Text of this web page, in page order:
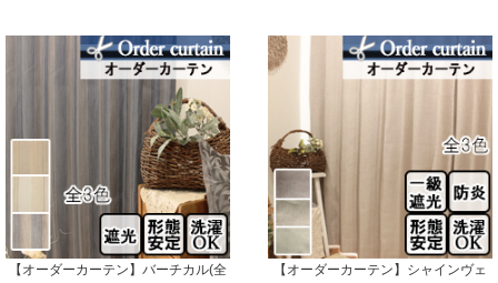
【オーダーカーテン】バーチカル(全
【オーダーカーテン】シャインヴェ